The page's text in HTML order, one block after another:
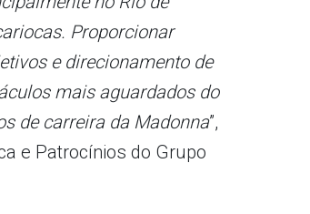
Proporcionar
e direcionamento de
mais aguardados do
de carreira da Madonna”,
e Patrocínios do Grupo